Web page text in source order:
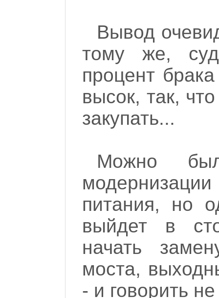
Вывод
тому же,
процент
высок, так,
закупать...
Можно
питания, но
выйдет в
начать
моста,
- и говорить